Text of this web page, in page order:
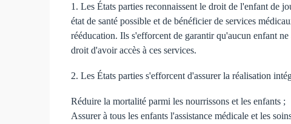
1. Les États parties reconnaissent le droit de l'enfant de
état de santé possible et de bénéficier de services
rééducation. Ils s'efforcent de garantir qu'aucun enfant
droit d'avoir accès à ces services.
2. Les États parties s'efforcent d'assurer la réalisation
Réduire la mortalité parmi les nourrissons et les enfants ;
Assurer à tous les enfants l'assistance médicale et les